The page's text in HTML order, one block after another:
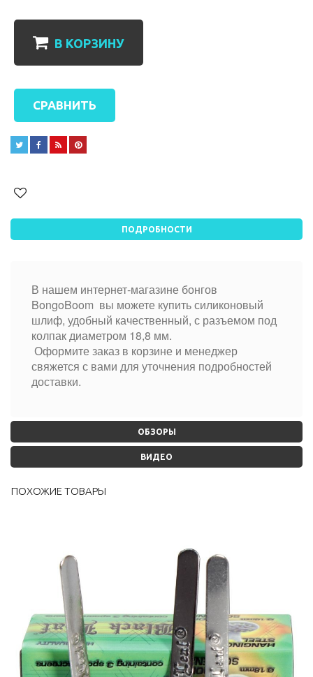
В КОРЗИНУ
СРАВНИТЬ
   
ПОДРОБНОСТИ
В нашем интернет-магазине бонгов
BongoBoom вы можете купить силиконовый
шлиф, удобный качественный, с разъемом под
колпак диаметром 18,8 мм.
Оформите заказ в корзине и менеджер
свяжется с вами для уточнения подробностей
доставки.
ОБЗОРЫ
ВИДЕО
ПОХОЖИЕ ТОВАРЫ